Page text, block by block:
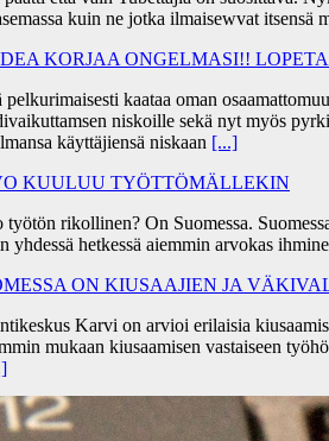
kuin ne jotka ilmaisewvat itsensä
KORJAA ONGELMASI!!
kaataa oman
niskoille sekä nyt myös
käyttäjiensä niskaan [...]
KUULUU TYÖTTÖMÄLLEKIN
rikollinen? On Suomessa.
yhdessä hetkessä aiemmin arvokas
ON KIUSAAJIEN JA
Karvi on arvioi erilaisia
mukaan kiusaamisen vastaiseen